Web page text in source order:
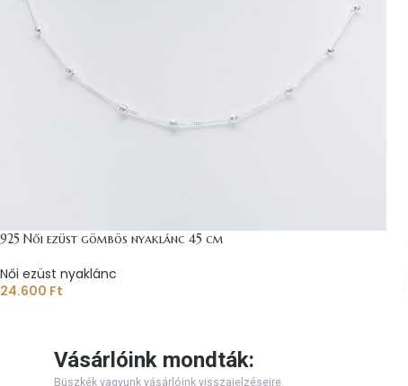
925 Női ezüst gömbös nyaklánc 45 cm
Női ezüst nyaklánc
24.600 Ft